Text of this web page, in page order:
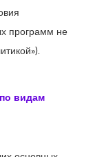
программ не
видам